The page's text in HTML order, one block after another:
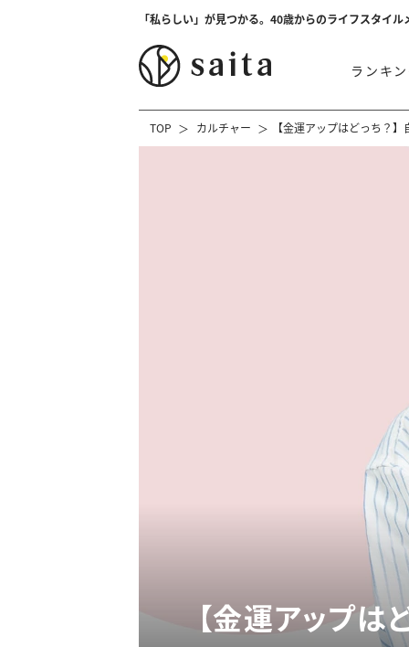
「私らしい」が見つかる。40歳からのライフスタイル
ランキ
TOP カルチャー 【金運アップはどっち？
【金運アップは